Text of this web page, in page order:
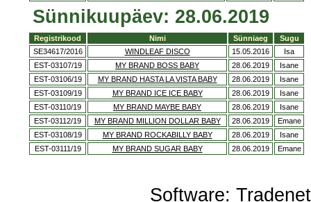
Sünnikuupäev: 28.06.2019
Registrikood Nimi Sünniaeg
Sugu
SE34617/2016
WINDLEAF DISCO 15.05.2016
Isa
EST-03107/19
MY BRAND BOSS BABY 28.06.2019
Isane
EST-03106/19
MY BRAND HASTA LA VISTA BABY 28.06.2019
Isane
EST-03109/19
MY BRAND ICE ICE BABY 28.06.2019
Isane
EST-03110/19
MY BRAND MAYBE BABY 28.06.2019
Isane
EST-03112/19
MY BRAND MILLION DOLLAR BABY 28.06.2019
Emane
EST-03108/19
MY BRAND ROCKABILLY BABY 28.06.2019
Isane
EST-03111/19
MY BRAND SUGAR BABY 28.06.2019 Emane
Software: